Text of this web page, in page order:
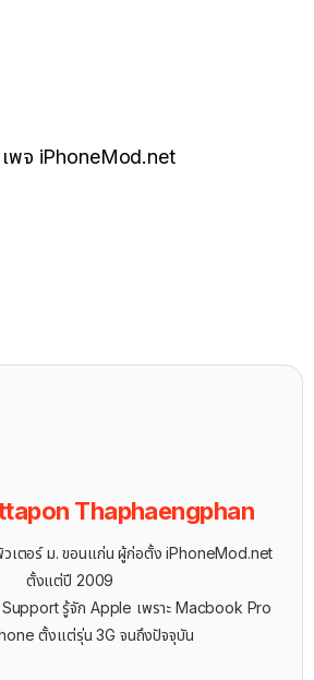
พจ iPhoneMod.net
Thaphaengphan
วเตอร์ ม. ขอนแก่น ผู้ก่อตั้ง iPhoneMod.net
ตั้งแต่ปี 2009
รู้จัก ​Apple เพราะ Macbook Pro
ตั้งแต่รุ่น 3G จนถึงปัจจุบัน